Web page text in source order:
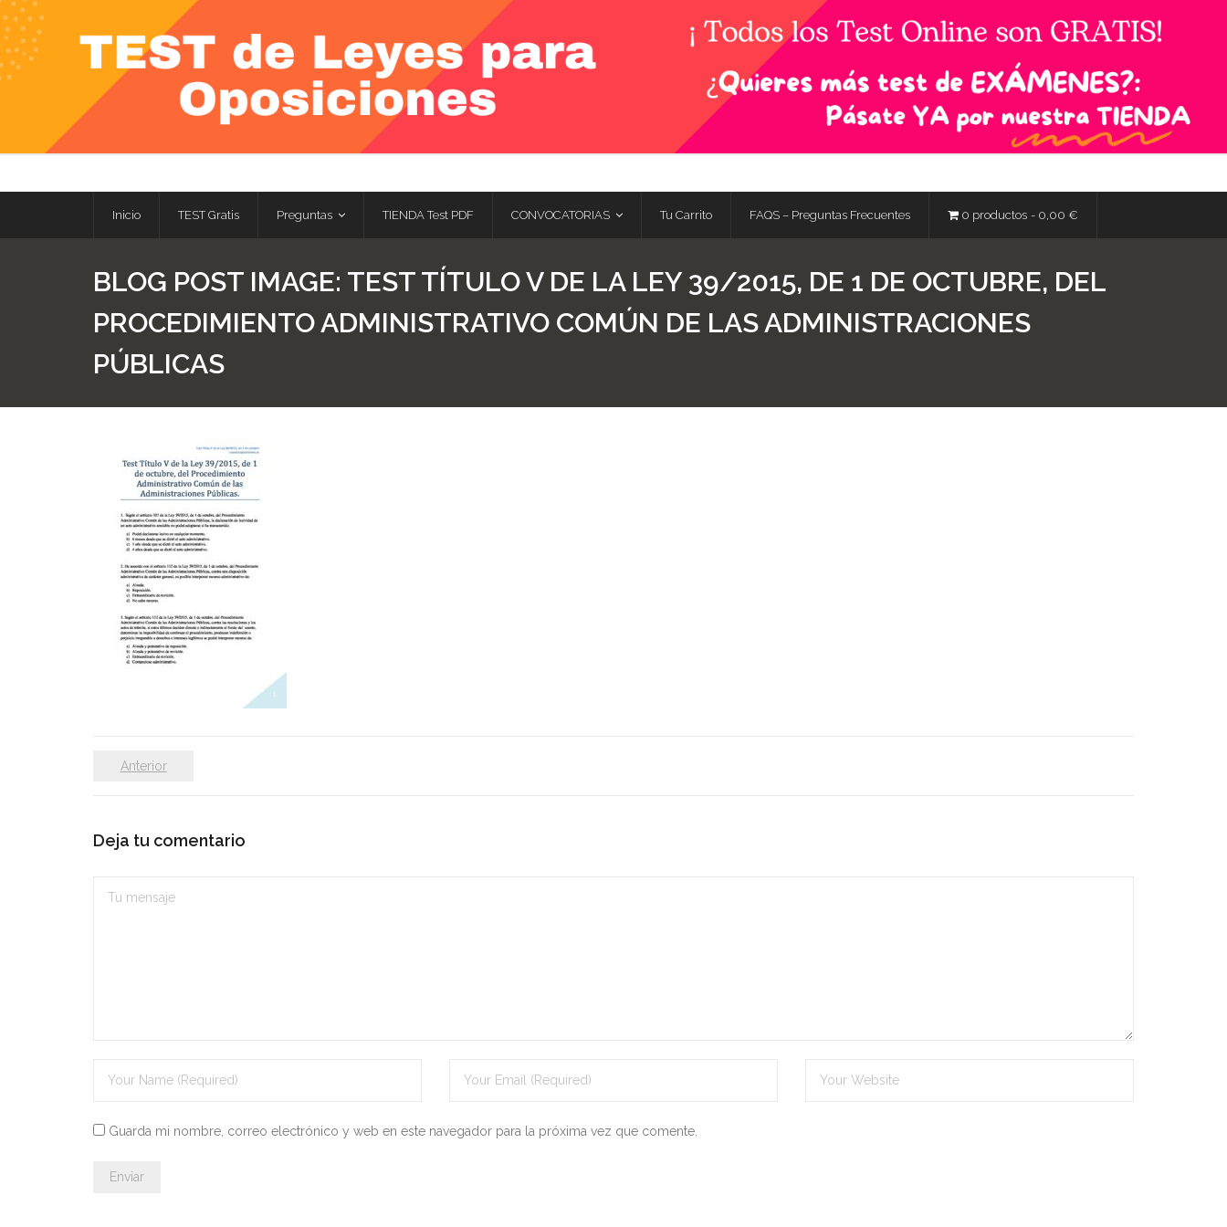
Skip
to
content
Inicio TEST Gratis Preguntas TIENDA Test PDF CONVOCATORIAS Tu Carrito FAQS – Preguntas Frecuentes 0 productos 0,00 €
BLOG POST IMAGE: TEST TÍTULO V DE LA LEY 39/2015, DE 1 DE OCTUBRE, DEL
PROCEDIMIENTO ADMINISTRATIVO COMÚN DE LAS ADMINISTRACIONES
PÚBLICAS
Anterior
Deja tu comentario
Guarda mi nombre, correo electrónico y web en este navegador para la próxima vez que comente.